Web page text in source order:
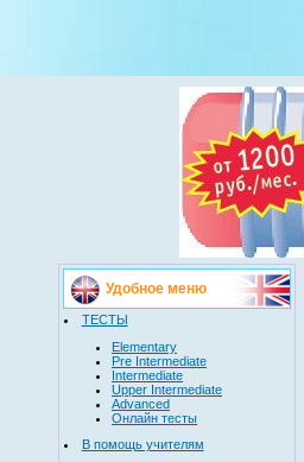
Удобное меню
ТЕСТЫ
Elementary
Pre Intermediate
Intermediate
Upper Intermediate
Advanced
Онлайн тесты
В помощь учителям